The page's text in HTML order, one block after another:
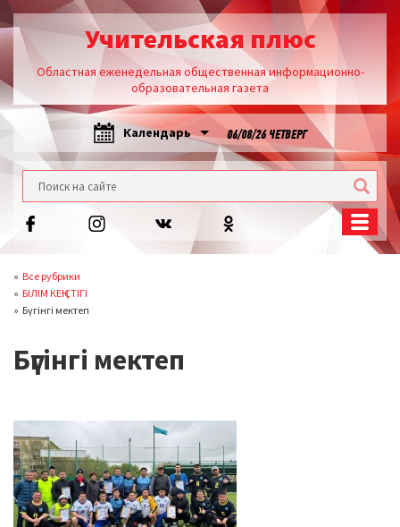
Учительская плюс
Областная еженедельная общественная информационно-
образовательная газета
Календарь 06/08/26 ЧЕТВЕРГ
Все рубрики
БІЛІМ КЕҢІСТІГІ
Бүгінгі мектеп
Бүгінгі мектеп